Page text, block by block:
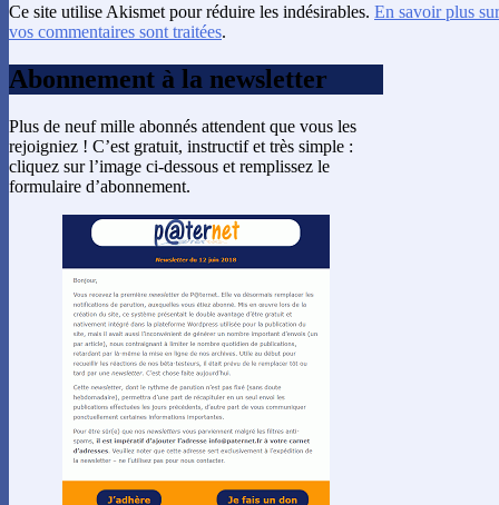
Ce site utilise Akismet pour réduire les indésirables. En savoir plus
vos commentaires sont traitées.
Abonnement à la newsletter
Plus de neuf mille abonnés attendent que vous les
rejoigniez ! C’est gratuit, instructif et très simple :
cliquez sur l’image ci-dessous et remplissez le
formulaire d’abonnement.